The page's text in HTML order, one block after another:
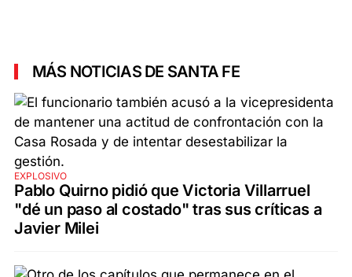
MÁS NOTICIAS DE SANTA FE
EXPLOSIVO
Pablo Quirno pidió que Victoria Villarruel
"dé un paso al costado" tras sus críticas a
Javier Milei